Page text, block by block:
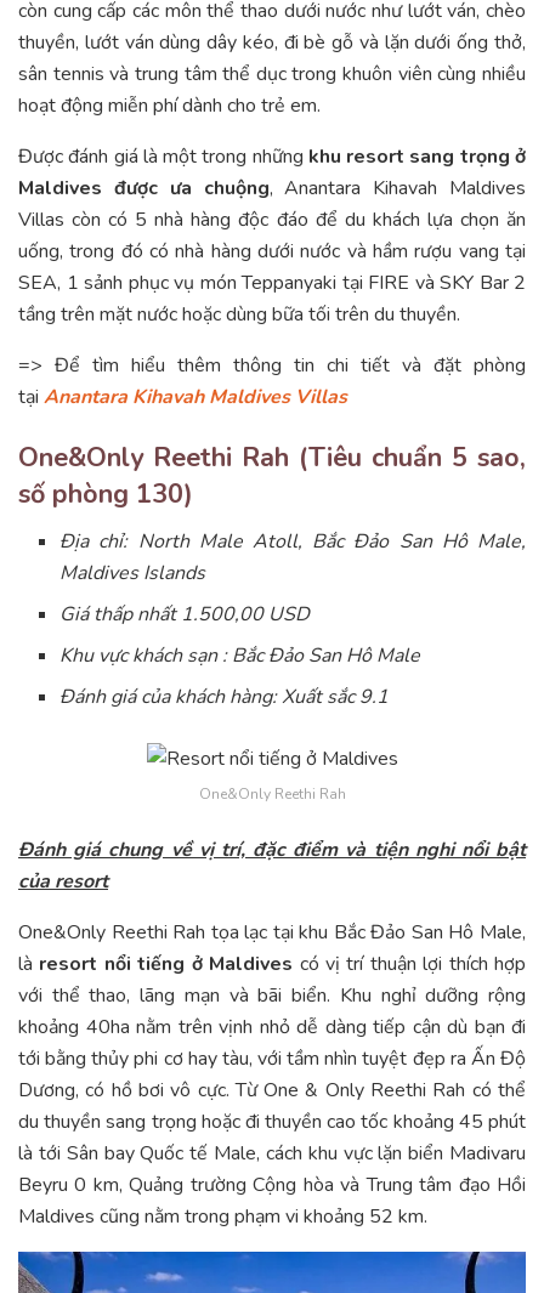
còn cung cấp các môn thể thao dưới nước như lướt ván, chèo
thuyền, lướt ván dùng dây kéo, đi bè gỗ và lặn dưới ống thở,
sân tennis và trung tâm thể dục trong khuôn viên cùng nhiều
hoạt động miễn phí dành cho trẻ em.
Được đánh giá là một trong những khu resort sang trọng ở
Maldives được ưa chuộng, Anantara Kihavah Maldives
Villas còn có 5 nhà hàng độc đáo để du khách lựa chọn ăn
uống, trong đó có nhà hàng dưới nước và hầm rượu vang tại
SEA, 1 sảnh phục vụ món Teppanyaki tại FIRE và SKY Bar 2
tầng trên mặt nước hoặc dùng bữa tối trên du thuyền.
=> Để tìm hiểu thêm thông tin chi tiết và đặt phòng
tại Anantara Kihavah Maldives Villas
One&Only Reethi Rah (Tiêu chuẩn 5 sao,
số phòng 130)
Địa chỉ: North Male Atoll, Bắc Đảo San Hô Male,
Maldives Islands
Giá thấp nhất 1.500,00 USD
Khu vực khách sạn : Bắc Đảo San Hô Male
Đánh giá của khách hàng: Xuất sắc 9.1
One&Only Reethi Rah
Đánh giá chung về vị trí, đặc điểm và tiện nghi nổi bật
của resort
One&Only Reethi Rah tọa lạc tại khu Bắc Đảo San Hô Male,
là resort nổi tiếng ở Maldives có vị trí thuận lợi thích hợp
với thể thao, lãng mạn và bãi biển. Khu nghỉ dưỡng rộng
khoảng 40ha nằm trên vịnh nhỏ dễ dàng tiếp cận dù bạn đi
tới bằng thủy phi cơ hay tàu, với tầm nhìn tuyệt đẹp ra Ấn Độ
Dương, có hồ bơi vô cực. Từ One & Only Reethi Rah có thể
du thuyền sang trọng hoặc đi thuyền cao tốc khoảng 45 phút
là tới Sân bay Quốc tế Male, cách khu vực lặn biển Madivaru
Beyru 0 km, Quảng trường Cộng hòa và Trung tâm đạo Hồi
Maldives cũng nằm trong phạm vi khoảng 52 km.